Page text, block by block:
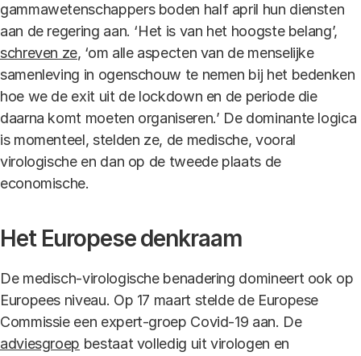
gammawetenschappers boden half april hun diensten
aan de regering aan. ‘Het is van het hoogste belang’,
schreven ze, ‘om alle aspecten van de menselijke
samenleving in ogenschouw te nemen bij het bedenken
hoe we de exit uit de lockdown en de periode die
daarna komt moeten organiseren.’ De dominante logica
is momenteel, stelden ze, de medische, vooral
virologische en dan op de tweede plaats de
economische.
Het Europese denkraam
De medisch-virologische benadering domineert ook op
Europees niveau. Op 17 maart stelde de Europese
Commissie een expert-groep Covid-19 aan. De
adviesgroep bestaat volledig uit virologen en